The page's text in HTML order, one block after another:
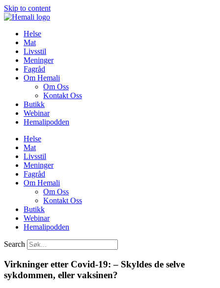
Skip to content
Helse
Mat
Livsstil
Meninger
Fagråd
Om Hemali
Om Oss
Kontakt Oss
Butikk
Webinar
Hemalipodden
Helse
Mat
Livsstil
Meninger
Fagråd
Om Hemali
Om Oss
Kontakt Oss
Butikk
Webinar
Hemalipodden
Search
Virkninger etter Covid-19: – Skyldes de selve
sykdommen, eller vaksinen?